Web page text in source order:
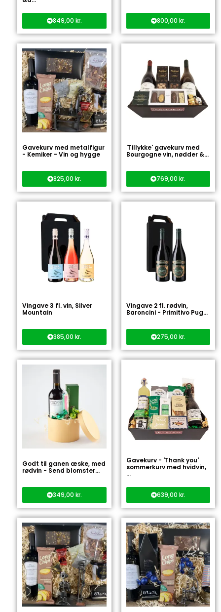
849,00kr. 800,00 kr.
Gavekurv med metalfigur
- Kemiker - Vin og hygge
825,00kr.
'Tillykke' gavekurv med
Bourgogne vin, nødder &...
769,00kr.
Vingave 3 fl. vin, Silver
Mountain
385,00kr.
Vingave 2 fl. rødvin,
Baroncini - Primitivo Pug...
275,00 kr.
Godt til ganen æske, med
rødvin - Send blomster...
349,00kr.
Gavekurv - 'Thank you'
sommerkurv med hvidvin,
...
639,00 kr.